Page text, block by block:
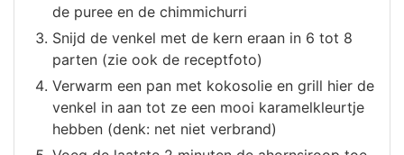
de puree en de chimmichurri
Snijd de venkel met de kern eraan in 6 tot 8
parten (zie ook de receptfoto)
Verwarm een pan met kokosolie en grill hier de
venkel in aan tot ze een mooi karamelkleurtje
hebben (denk: net niet verbrand)